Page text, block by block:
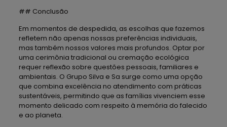
## Conclusão
Em momentos de despedida, as escolhas que fazemos
refletem não apenas nossas preferências individuais,
mas também nossos valores mais profundos. Optar por
uma cerimônia tradicional ou cremação ecológica
requer reflexão sobre questões pessoais, familiares e
ambientais. O Grupo Silva e Sa surge como uma opção
que combina excelência no atendimento com práticas
sustentáveis, permitindo que as famílias vivenciem esse
momento delicado com respeito à memória do falecido
e ao planeta.